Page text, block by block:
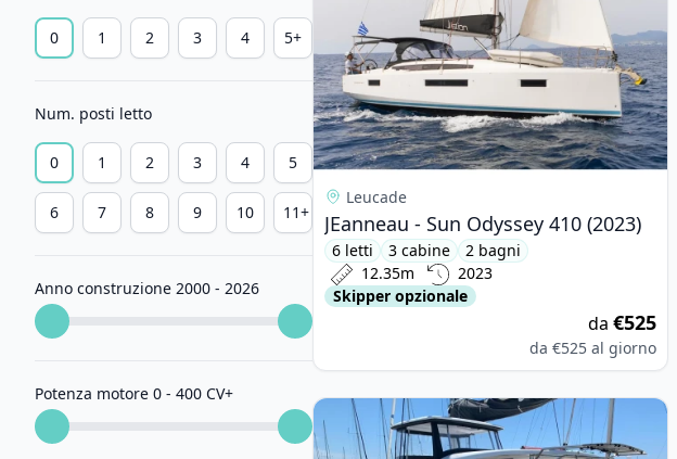
0 1 2 3 4 5+
Num. posti letto
0 1 2 3 4 5
6 7 8 9 10 11+
Anno construzione 2000 - 2026
Potenza motore 0 - 400 CV+
Leucade
JEanneau - Sun Odyssey 410 (2023)
6 letti 3 cabine
2 bagni
12.35m
2023
Skipper opzionale
da €525
da €525 al giorno
View details for Lagoon - Lagoon 42 (2020)